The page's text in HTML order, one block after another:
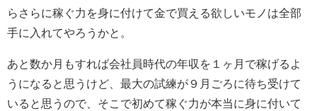
らさらに稼ぐ力を身に付けて金で買える欲しいモノは全部
手に入れてやろうかと。
あと数か月もすれば会社員時代の年収を１ヶ月で稼げるよ
うになると思うけど、最大の試練が９月ごろに待ち受けて
いると思うので、そこで初めて稼ぐ力が本当に身に付いて